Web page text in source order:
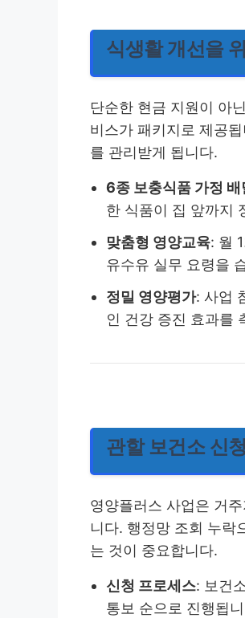
식생활 개선을
단순한 현금 지원이 아
비스가 패키지로 제공
를 관리받게 됩니다.
6종 보충식품 가정 배
한 식품이 집 앞까지
맞춤형 영양교육: 월
유수유 실무 요령을
정밀 영양평가: 사업
인 건강 증진 효과를
관할 보건소 신
영양플러스 사업은 거
니다. 행정망 조회 누락
는 것이 중요합니다.
신청 프로세스: 보건
통보 순으로 진행됩